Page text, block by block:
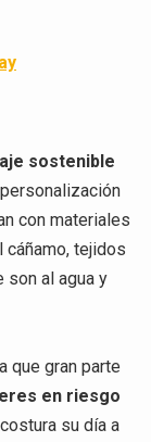
sostenible
con materiales
tejidos
son al agua y
que gran parte
en riesgo
su día a